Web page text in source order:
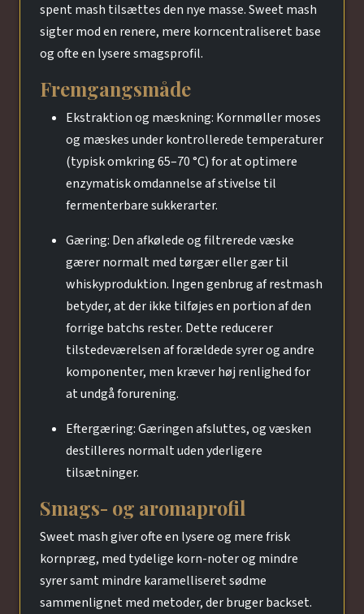
spent mash tilsættes den nye masse. Sweet mash
sigter mod en renere, mere korncentraliseret base
og ofte en lysere smagsprofil.
Fremgangsmåde
Ekstraktion og mæskning: Kornmøller moses
og mæskes under kontrollerede temperaturer
(typisk omkring 65–70 °C) for at optimere
enzymatisk omdannelse af stivelse til
fermenterbare sukkerarter.
Gæring: Den afkølede og filtrerede væske
gærer normalt med tørgær eller gær til
whiskyproduktion. Ingen genbrug af restmash
betyder, at der ikke tilføjes en portion af den
forrige batchs rester. Dette reducerer
tilstedeværelsen af forældede syrer og andre
komponenter, men kræver høj renlighed for
at undgå forurening.
Eftergæring: Gæringen afsluttes, og væsken
destilleres normalt uden yderligere
tilsætninger.
Smags- og aromaprofil
Sweet mash giver ofte en lysere og mere frisk
kornpræg, med tydelige korn-noter og mindre
syrer samt mindre karamelliseret sødme
sammenlignet med metoder, der bruger backset.